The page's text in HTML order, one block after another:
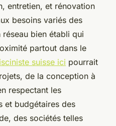
entretien, et rénovation
besoins variés des
bien établi qui
partout dans le
suisse ici pourrait
de la conception à
respectant les
et budgétaires des
des sociétés telles